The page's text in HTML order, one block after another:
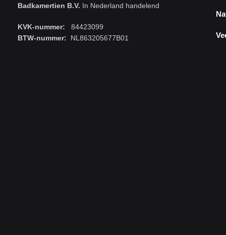
Badkamertien B.V. In Nederland handelend
KVK-nummer: 84423099
BTW-nummer: NL863205677B01